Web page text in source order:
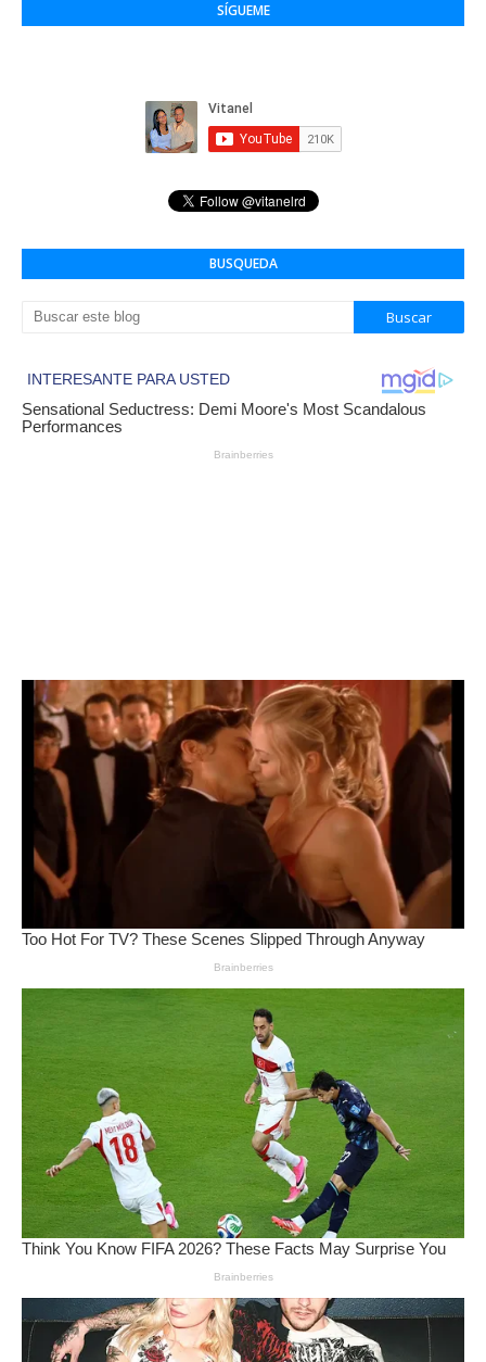
SÍGUEME
BUSQUEDA